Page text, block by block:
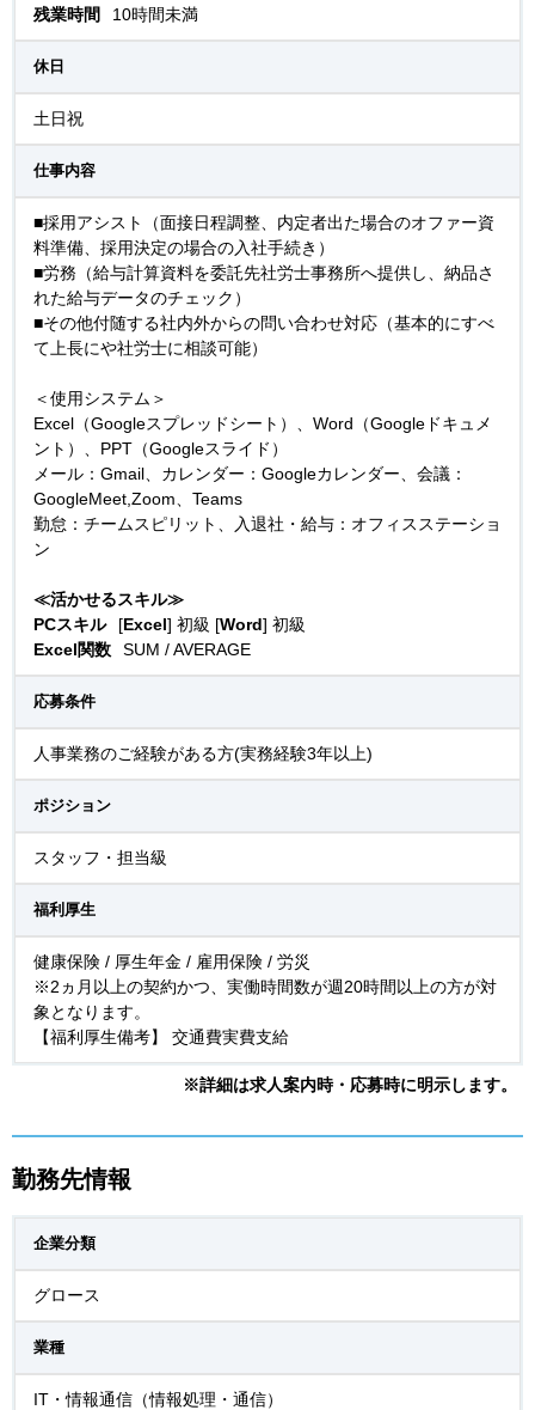
残業時間
10時間未満
休日
土日祝
仕事内容
■採用アシスト（面接日程調整、内定者出た場合のオファー資
料準備、採用決定の場合の入社手続き）
■労務（給与計算資料を委託先社労士事務所へ提供し、納品さ
れた給与データのチェック）
■その他付随する社内外からの問い合わせ対応（基本的にすべ
て上長にや社労士に相談可能）
＜使用システム＞
Excel（Googleスプレッドシート）、Word（Googleドキュメ
ント）、PPT（Googleスライド）
メール：Gmail、カレンダー：Googleカレンダー、会議：
GoogleMeet,Zoom、Teams
勤怠：チームスピリット、入退社・給与：オフィスステーショ
ン
≪活かせるスキル≫
PCスキル
[Excel] 初級 [Word] 初級
Excel関数
SUM / AVERAGE
応募条件
人事業務のご経験がある方(実務経験3年以上)
ポジション
スタッフ・担当級
福利厚生
健康保険 / 厚生年金 / 雇用保険 / 労災
※2ヵ月以上の契約かつ、実働時間数が週20時間以上の方が対
象となります。
【福利厚生備考】 交通費実費支給
※詳細は求人案内時・応募時に明示します。
勤務先情報
企業分類
グロース
業種
IT・情報通信（情報処理・通信）